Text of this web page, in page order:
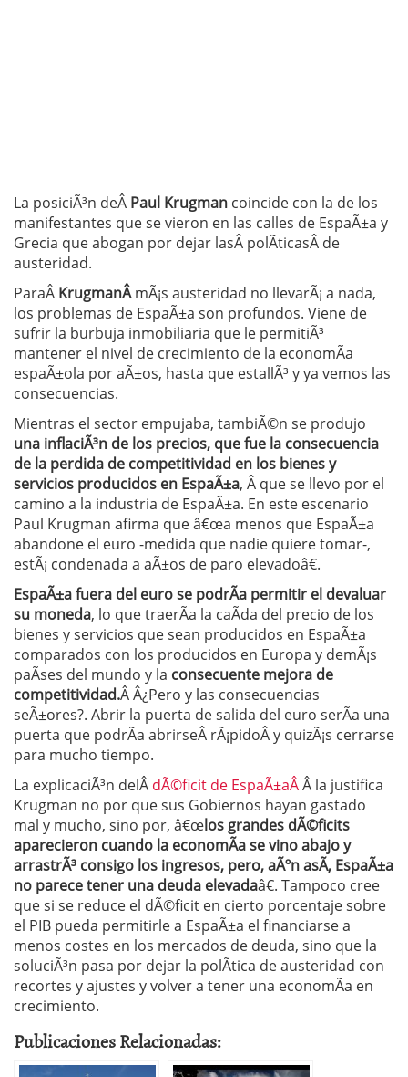
La posiciÃ³n deÂ Paul Krugman coincide con la de los
manifestantes que se vieron en las calles de EspaÃ±a y
Grecia que abogan por dejar lasÂ polÃ­ticasÂ de
austeridad.
ParaÂ KrugmanÂmÃ¡s austeridad no llevarÃ¡ a nada,
los problemas de EspaÃ±a son profundos. Viene de
sufrir la burbuja inmobiliaria que le permitiÃ³
mantener el nivel de crecimiento de la economÃ­a
espaÃ±ola por aÃ±os, hasta que estallÃ³ y ya vemos las
consecuencias.
Mientras el sector empujaba, tambiÃ©n se produjo
una inflaciÃ³n de los precios, que fue la consecuencia
de la perdida de competitividad en los bienes y
servicios producidos en EspaÃ±a, Â que se llevo por el
camino a la industria de EspaÃ±a. En este escenario
Paul Krugman afirma que â€œa menos que EspaÃ±a
abandone el euro -medida que nadie quiere tomar-,
estÃ¡ condenada a aÃ±os de paro elevadoâ€.
EspaÃ±a fuera del euro se podrÃ­a permitir el devaluar
su moneda, lo que traerÃ­a la caÃ­da del precio de los
bienes y servicios que sean producidos en EspaÃ±a
comparados con los producidos en Europa y demÃ¡s
paÃ­ses del mundo y la consecuente mejora de
competitividad.Â Â¿Pero y las consecuencias
seÃ±ores?. Abrir la puerta de salida del euro serÃ­a una
puerta que podrÃ­a abrirseÂ rÃ¡pidoÂ y quizÃ¡s cerrarse
para mucho tiempo.
La explicaciÃ³n delÂ dÃ©ficit de EspaÃ±aÂÂ la justifica
Krugman no por que sus Gobiernos hayan gastado
mal y mucho, sino por, â€œlos grandes dÃ©ficits
aparecieron cuando la economÃ­a se vino abajo y
arrastrÃ³ consigo los ingresos, pero, aÃºn asÃ­, EspaÃ±a
no parece tener una deuda elevadaâ€. Tampoco cree
que si se reduce el dÃ©ficit en cierto porcentaje sobre
el PIB pueda permitirle a EspaÃ±a el financiarse a
menos costes en los mercados de deuda, sino que la
soluciÃ³n pasa por dejar la polÃ­tica de austeridad con
recortes y ajustes y volver a tener una economÃ­a en
crecimiento.
Publicaciones Relacionadas: